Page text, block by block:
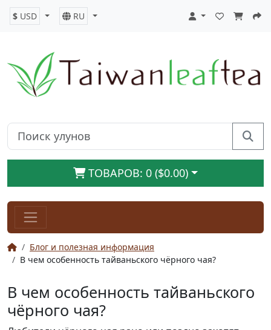
$ USD RU
ТОВАРОВ: 0 ($0.00)
Блог и полезная информация
В чем особенность тайваньского чёрного чая?
В чем особенность тайваньского
чёрного чая?